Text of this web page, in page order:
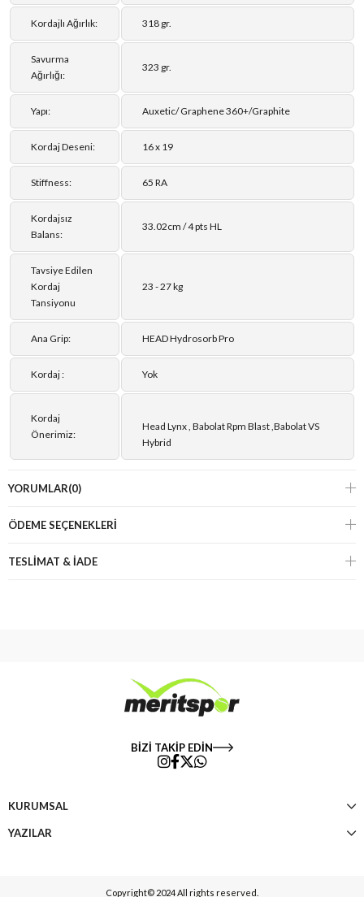
Kordajlı Ağırlık: 318 gr.
Savurma
Ağırlığı:
323 gr.
Yapı: Auxetic/ Graphene 360+/Graphite
Kordaj Deseni: 16 x 19
Stiffness: 65 RA
Kordajsız
Balans:
33.02cm / 4 pts HL
Tavsiye Edilen
Kordaj
Tansiyonu
23 - 27 kg
Ana Grip: HEAD Hydrosorb Pro
Kordaj : Yok
Kordaj
Önerimiz:
Head Lynx , Babolat Rpm Blast ,Babolat VS
Hybrid
YORUMLAR(0)
ÖDEME SEÇENEKLERI
TESLİMAT & İADE
BİZİ TAKİP EDİN
KURUMSAL
YAZILAR
Copyright© 2024 All rights reserved.